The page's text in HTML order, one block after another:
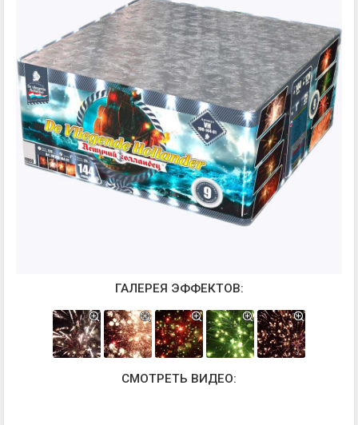
ГАЛЕРЕЯ ЭФФЕКТОВ:
СМОТРЕТЬ ВИДЕО: